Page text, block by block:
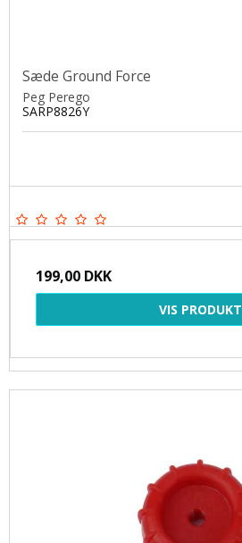
Sæde Ground Force
Peg Perego
SARP8826Y
199,00 DKK
VIS PRODUKT